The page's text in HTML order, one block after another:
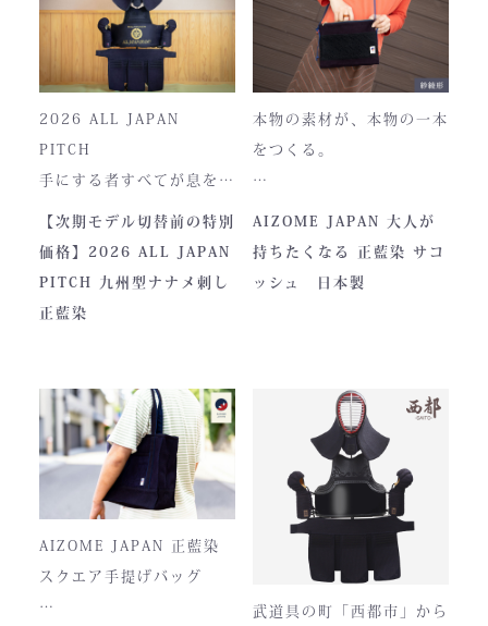
2026 ALL JAPAN
PITCH
手にする者すべてが息をの
む、現代剣道具の頂点。一
度着けた者にしかわからな
い、“本物”の存在感。ALL
JAPAN PITCHは、全国の
堅牢さ、美しい造形、そし
て驚くほどの機動力。実戦
に必要な「守り」と「動
き」を極限まで高めたこの
一式は、まさに現代剣道具
の完成形と呼ぶにふさわし
い逸品です。余計な装飾を
一切排し、機能美だけを追
【次期モデル切替前の特別
価格】2026 ALL JAPAN
PITCH 九州型ナナメ刺し
正藍染
本物の素材が、本物の一本
をつくる。
本製品は、日本が誇る伝統
素材「正藍染生地」を使用
し、熊本の製作拠点にて一
正藍染ならではの深みある
色合いは、使い込むほどに
風合いが増し、唯一無二の
存在へと変化。
AIZOME JAPAN 大人が
持ちたくなる 正藍染 サコ
ッシュ 日本製
AIZOME JAPAN 正藍染
スクエア手提げバッグ
武道具の町「西都市」から